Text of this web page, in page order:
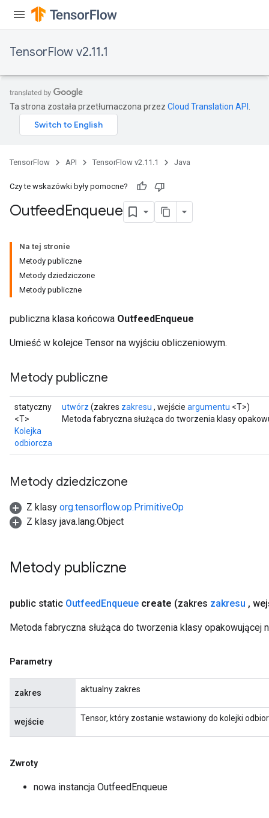
TensorFlow v2.11.1
Ta strona została przetłumaczona przez Cloud Translation API
TensorFlow API TensorFlow v2.11.1 Java
Czy te wskazówki były pomocne?
OutfeedEnqueue
Na tej stronie
Metody publiczne
Metody dziedziczone
Metody publiczne
publiczna klasa końcowa OutfeedEnqueue
Umieść w kolejce Tensor na wyjściu obliczeniowym.
Metody publiczne
statyczny
<T>
Kolejka
odbiorcza
utwórz (zakres zakresu , wejście argumentu <T>)
Metoda fabryczna służąca do tworzenia klasy
Metody dziedziczone
Z klasy org.tensorflow.op.PrimitiveOp
Z klasy java.lang.Object
Metody publiczne
public static OutfeedEnqueue create (zakres zakresu ,
Metoda fabryczna służąca do tworzenia klasy opakowującej
Parametry
zakres aktualny zakres
wejście Tensor, który zostanie wstawiony do kolejki
Zwroty
nowa instancja OutfeedEnqueue